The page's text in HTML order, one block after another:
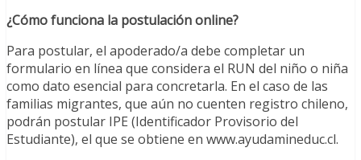
¿Cómo funciona la postulación online?
Para postular, el apoderado/a debe completar un
formulario en línea que considera el RUN del niño o niña
como dato esencial para concretarla. En el caso de las
familias migrantes, que aún no cuenten registro chileno,
podrán postular IPE (Identificador Provisorio del
Estudiante), el que se obtiene en www.ayudamineduc.cl.